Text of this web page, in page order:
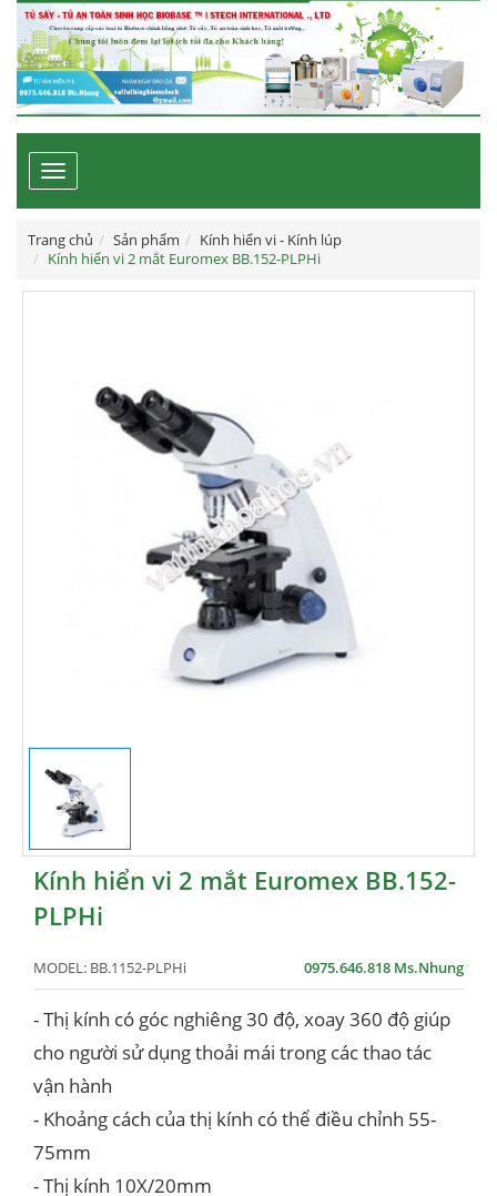
Toggle
navigation
Trang chủ Sản phẩm
Kính hiển vi - Kính lúp
Kính hiển vi 2 mắt Euromex BB.152-PLPHi
Kính hiển vi 2 mắt Euromex BB.152-
PLPHi
MODEL: BB.1152-PLPHi 0975.646.818 Ms.Nhung
- Thị kính có góc nghiêng 30 độ, xoay 360 độ giúp
cho người sử dụng thoải mái trong các thao tác
vận hành
- Khoảng cách của thị kính có thể điều chỉnh 55-
75mm
- Thị kính 10X/20mm